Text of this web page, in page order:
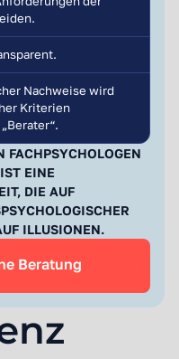
Nachweise wird
Kriterien
FACHPSYCHOLOGEN
EINE
DIE AUF
ILLUSIONEN.
Beratung